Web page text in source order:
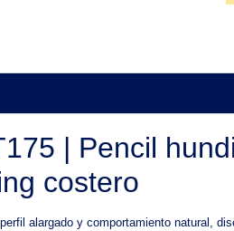
| Pencil
costero
alargado y comportamiento natural,